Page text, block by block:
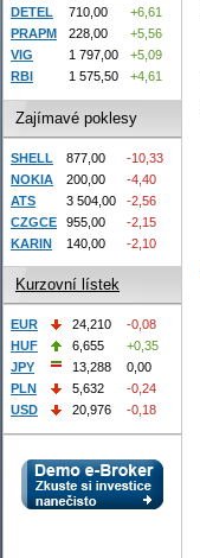
DETEL
710,00
+6,61
PRAPM
228,00
+5,56
VIG
1 797,00
+5,09
RBI
1 575,50 +4,61
Zajímavé poklesy
SHELL 877,00
-10,33
NOKIA
200,00
-4,40
ATS
3 504,00
-2,56
CZGCE
955,00
-2,15
KARIN
140,00 -2,10
Kurzovní lístek
EUR 24,210
-0,08
HUF
6,655
+0,35
JPY
13,288
0,00
PLN
5,632
-0,24
USD
20,976 -0,18